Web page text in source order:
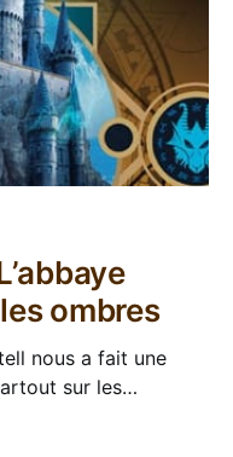
ombres
nous a fait une
sur les